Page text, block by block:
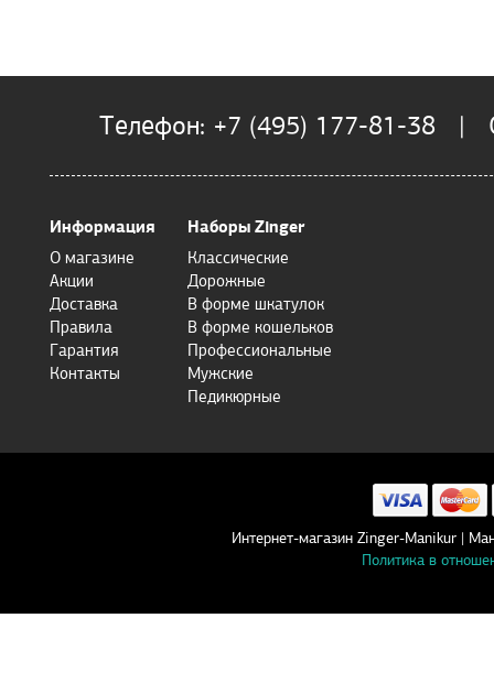
Телефон: +7 (495) 177-81-38 |
Информация
О магазине
Акции
Доставка
Правила
Гарантия
Контакты
Наборы Zinger
Классические
Дорожные
В форме шкатулок
В форме кошельков
Профессиональные
Мужские
Педикюрные
Интернет-магазин Zinger-Manikur |
Политика в